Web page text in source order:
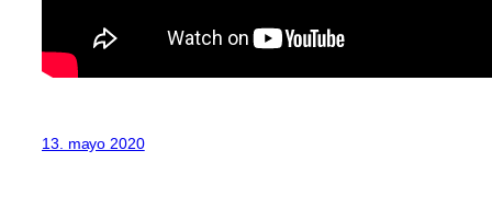
13. mayo 2020